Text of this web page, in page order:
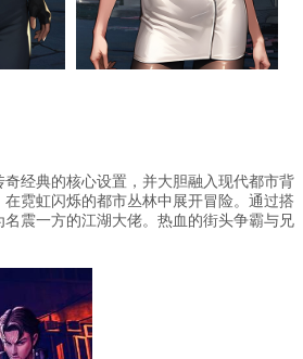
经典的核心设置，并大胆融入现代都市背
霓虹闪烁的都市丛林中展开冒险。通过搭
震一方的江湖大佬。热血的街头争霸与兄